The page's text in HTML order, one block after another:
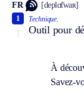
FR [deplɑ̃twaʀ]
Technique.
Outil pour
1
À
Savez-